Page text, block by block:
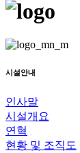
시설안내
인사말
시설개요
연혁
현황 및 조직도